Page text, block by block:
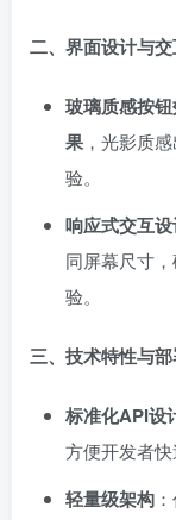
二、界面设计与
玻璃质感按
果 ，光影质
验。
响应式交互
同屏幕尺寸
验。
三、技术特性与
标准化API设
方便开发者快
轻量级架构